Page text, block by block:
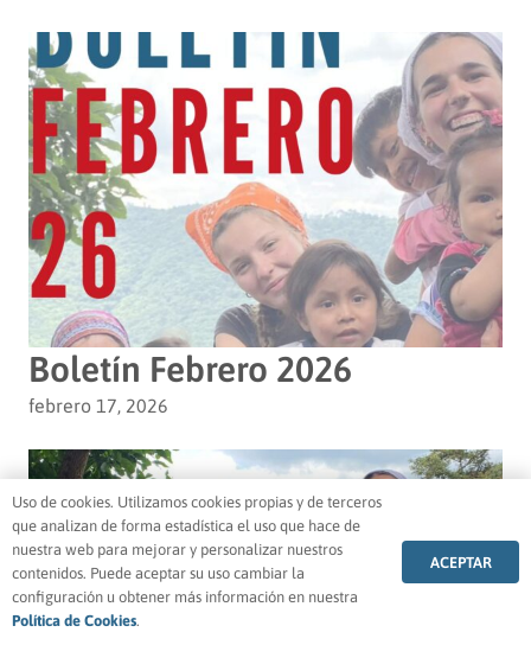
Boletín Febrero 2026
febrero 17, 2026
Uso de cookies. Utilizamos cookies propias y de terceros
que analizan de forma estadística el uso que hace de
nuestra web para mejorar y personalizar nuestros
contenidos. Puede aceptar su uso cambiar la
configuración u obtener más información en nuestra
Política de Cookies.
ACEPTAR